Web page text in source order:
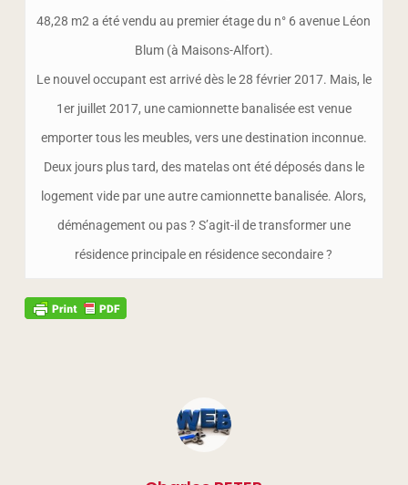
48,28 m2 a été vendu au premier étage du n° 6 avenue Léon
Blum (à Maisons-Alfort).
Le nouvel occupant est arrivé dès le 28 février 2017. Mais, le
1er juillet 2017, une camionnette banalisée est venue
emporter tous les meubles, vers une destination inconnue.
Deux jours plus tard, des matelas ont été déposés dans le
logement vide par une autre camionnette banalisée. Alors,
déménagement ou pas ? S’agit-il de transformer une
résidence principale en résidence secondaire ?